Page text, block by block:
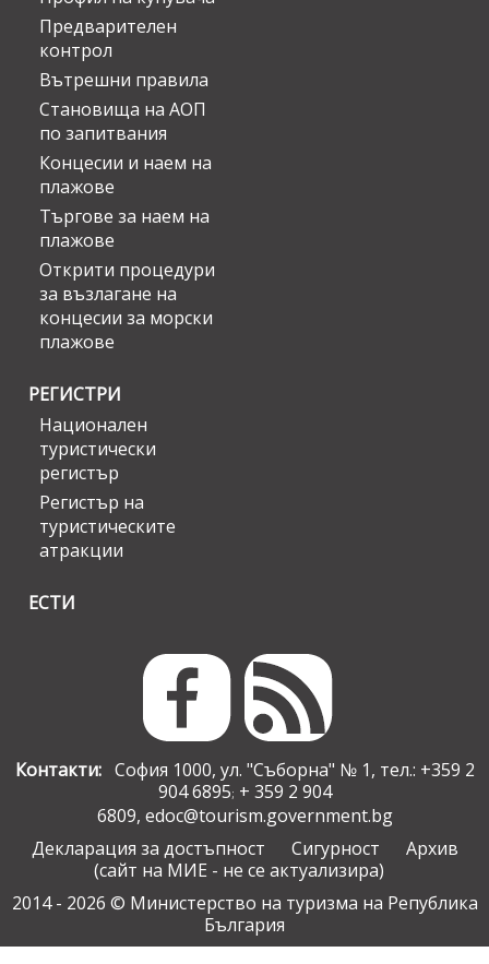
Предварителен
контрол
Вътрешни правила
Становища на АОП
по запитвания
Концесии и наем на
плажове
Търгове за наем на
плажове
Открити процедури
за възлагане на
концесии за морски
плажове
РЕГИСТРИ
Национален
туристически
регистър
Регистър на
туристическите
атракции
ЕСТИ
Контакти:София 1000, ул. "Съборна" № 1, тел.: +359 2
904 6895; + 359 2 904
6809, edoc@tourism.government.bg
Декларация за достъпност
Сигурност
Архив
(сайт на МИЕ - не се актуализира)
2014 - 2026 © Министерство на туризма на Република
България